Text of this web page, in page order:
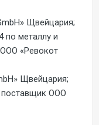
Щвейцария;
по металлу и
«Ревокот
Щвейцария;
поставщик ООО